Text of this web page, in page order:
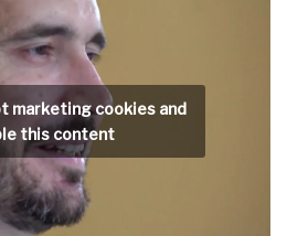
marketing cookies and
this content